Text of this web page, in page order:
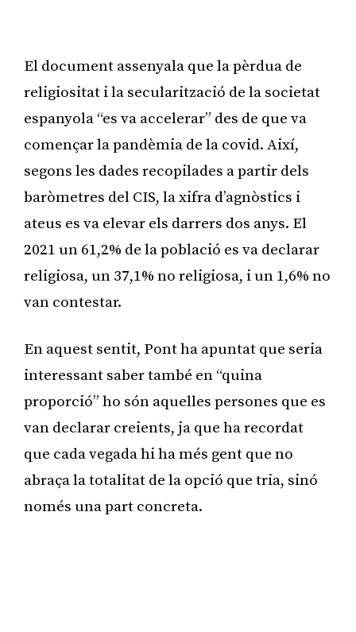
El document assenyala que la pèrdua de
religiositat i la secularització de la societat
espanyola “es va accelerar” des de que va
començar la pandèmia de la covid. Així,
segons les dades recopilades a partir dels
baròmetres del CIS, la xifra d’agnòstics i
ateus es va elevar els darrers dos anys. El
2021 un 61,2% de la població es va declarar
religiosa, un 37,1% no religiosa, i un 1,6% no
van contestar.
En aquest sentit, Pont ha apuntat que seria
interessant saber també en “quina
proporció” ho són aquelles persones que es
van declarar creients, ja que ha recordat
que cada vegada hi ha més gent que no
abraça la totalitat de la opció que tria, sinó
només una part concreta.